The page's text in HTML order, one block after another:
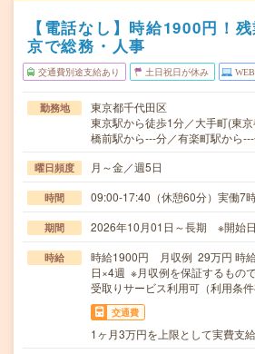
【電話なし】時給1900円！
京で総務・人事
交通費別途支給あり 土日祝日が休み
勤務地
東京都千代田区
東京駅から徒歩1分／大手町(東
橋前駅から---分／有楽町駅から
曜日頻度 月～金／週5日
時間 09:00-17:40（休憩60分）実働7
期間 2026年10月01日～長期 ※開始
時給
時給1900円 月収例 29万円 時
日×4週 ※月収例を保証するもの
受取りサービス利用可（利用条件
交通費
1ヶ月3万円を上限として実費支給